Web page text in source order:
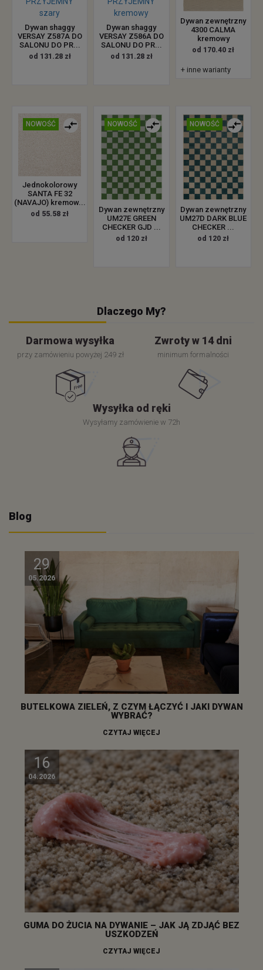
Dywan shaggy
VERSAY Z587A DO
SALONU DO PR...
od 131.28 zł
Dywan shaggy
VERSAY Z586A DO
SALONU DO PR...
od 131.28 zł
Dywan zewnętrzny
4300 CALMA
kremowy
od 170.40 zł
+ inne warianty
NOWOŚĆ
Jednokolorowy
SANTA FE 32
(NAVAJO) kremow...
od 55.58 zł
NOWOŚĆ
Dywan zewnętrzny
UM27E GREEN
CHECKER GJD ...
od 120 zł
NOWOŚĆ
Dywan zewnętrzny
UM27D DARK BLUE
CHECKER ...
od 120 zł
Dlaczego My?
Darmowa wysyłka
przy zamówieniu powyżej 249 zł
Zwroty w 14 dni
minimum formalności
Wysyłka od ręki
Wysyłamy zamówienie w 72h
Blog
29
05.2026
BUTELKOWA ZIELEŃ, Z CZYM ŁĄCZYĆ I JAKI DYWAN
WYBRAĆ?
CZYTAJ WIĘCEJ
16
04.2026
GUMA DO ŻUCIA NA DYWANIE – JAK JĄ ZDJĄĆ BEZ
USZKODZEŃ
CZYTAJ WIĘCEJ